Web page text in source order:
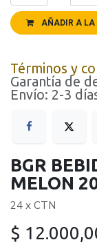
AÑADIR A LA
Términos y
Garantía de
Envío: 2-3
BGR
MELON
24 x CTN
$